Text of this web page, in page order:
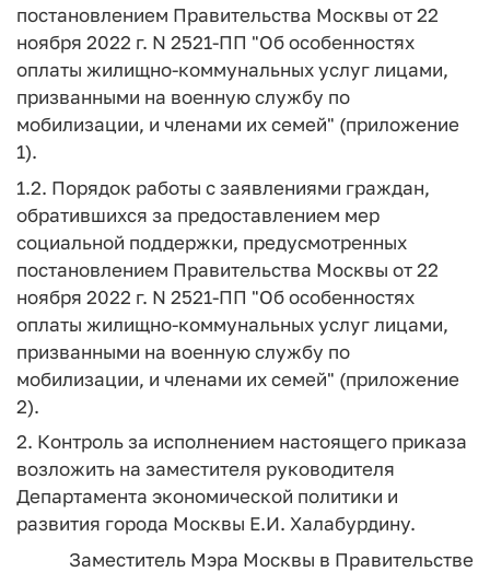
постановлением Правительства Москвы от 22
ноября 2022 г. N 2521-ПП "Об особенностях
оплаты жилищно-коммунальных услуг лицами,
призванными на военную службу по
мобилизации, и членами их семей" (приложение
1).
1.2. Порядок работы с заявлениями граждан,
обратившихся за предоставлением мер
социальной поддержки, предусмотренных
постановлением Правительства Москвы от 22
ноября 2022 г. N 2521-ПП "Об особенностях
оплаты жилищно-коммунальных услуг лицами,
призванными на военную службу по
мобилизации, и членами их семей" (приложение
2).
2. Контроль за исполнением настоящего приказа
возложить на заместителя руководителя
Департамента экономической политики и
развития города Москвы Е.И. Халабурдину.
Заместитель Мэра Москвы в Правительстве